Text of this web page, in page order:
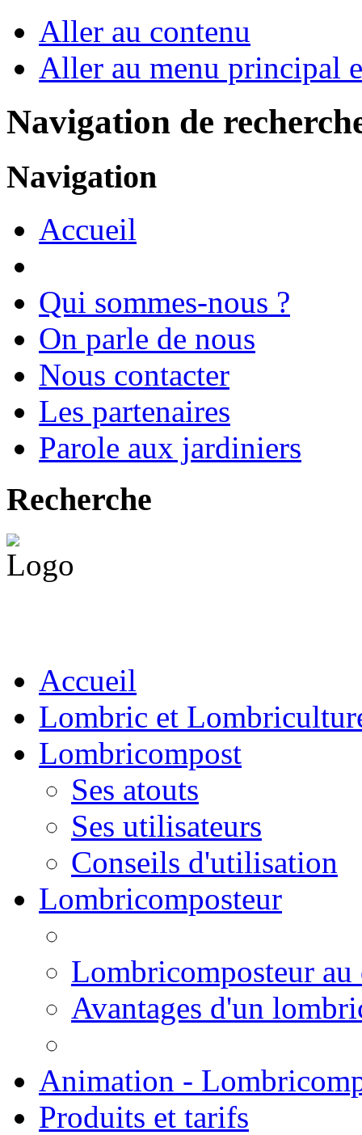
Aller au contenu
Aller au menu principal
Navigation de
Navigation
Accueil
Qui sommes-nous ?
On parle de nous
Nous contacter
Les partenaires
Parole aux jardiniers
Recherche
Accueil
Lombric et
Lombricompost
Ses atouts
Ses utilisateurs
Conseils d'utilisation
Lombricomposteur
Lombricomposteur
Avantages d'un
Animation -
Produits et tarifs